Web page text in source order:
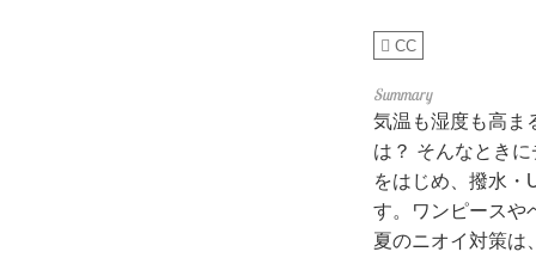
CC
気温も湿度も高ま
は？ そんなとき
をはじめ、撥水・
す。ワンピースや
夏のニオイ対策は